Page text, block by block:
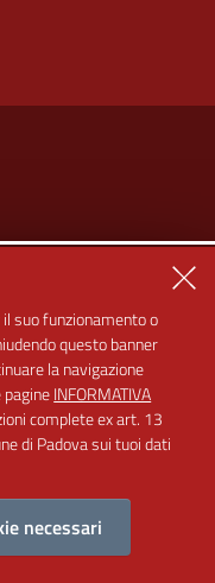
Veneto nell'ambito
famiglia
suo funzionamento o
questo banner
la navigazione
INFORMATIVA
complete ex art. 13
di Padova sui tuoi dati
necessari